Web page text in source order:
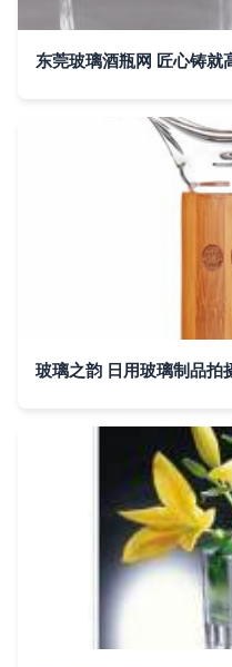
东莞玻璃酒瓶网 匠心铸就
玻璃之韵 日用玻璃制品拍